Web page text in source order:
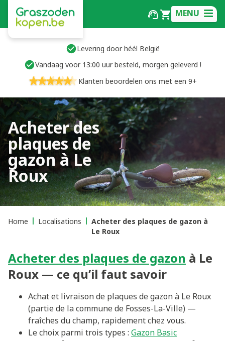
MENU
Levering door héél België
Vandaag voor 13:00 uur besteld, morgen geleverd !
Klanten beoordelen ons met een 9+
Acheter des
plaques de
gazon à Le
Roux
Home Localisations
Acheter des plaques de gazon à
Le Roux
Acheter des plaques de gazon à Le
Roux — ce qu’il faut savoir
Achat et livraison de plaques de gazon à Le Roux
(partie de la commune de Fosses-La-Ville) —
fraîches du champ, rapidement chez vous.
Le choix parmi trois types : Gazon Basic